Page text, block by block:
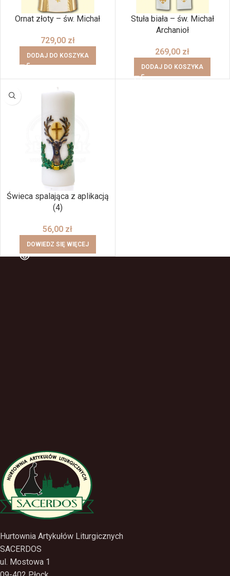
Ornat złoty – św. Michał
729,00 zł
DODAJ DO KOSZYKA
Stuła biała – św. Michał
Archanioł
269,00 zł
DODAJ DO KOSZYKA
BRAK
Świeca spalająca z aplikacją
(4)
56,00 zł
DOWIEDZ SIĘ WIĘCEJ
Hurtownia Artykułów Liturgicznych
SACERDOS
ul. Mostowa 1